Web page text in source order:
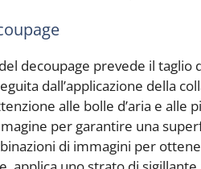
decoupage prevede il
dall’applicazione della
alle bolle d’aria e alle
per garantire una
di immagini per